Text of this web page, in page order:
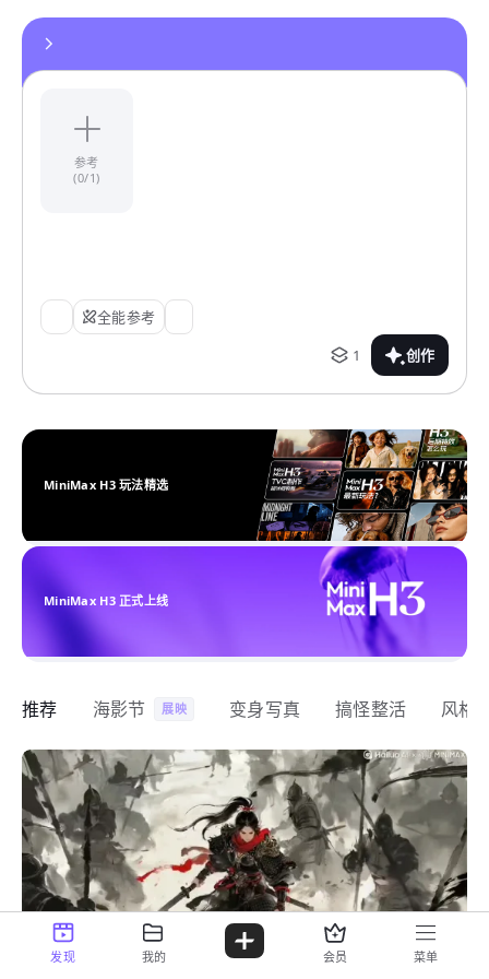
参考
(0/1)
全能参考
1
创作
MiniMax H3 玩法精选
MiniMax H3 正式上线
推荐 海影节 展映 变身写真 搞怪整活 风格
发现 我的 会员 菜单